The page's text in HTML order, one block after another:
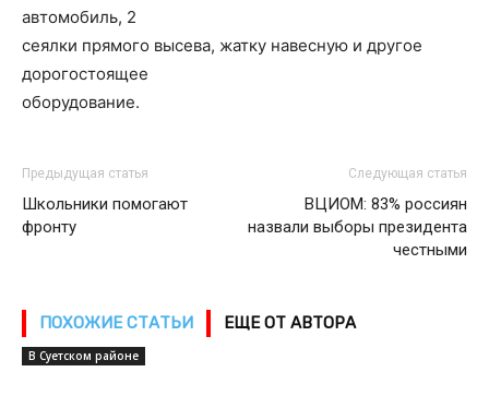
автомобиль, 2
сеялки прямого высева, жатку навесную и другое
дорогостоящее
оборудование.
Предыдущая статья
Школьники помогают
фронту
Следующая статья
ВЦИОМ: 83% россиян
назвали выборы президента
честными
ПОХОЖИЕ СТАТЬИ ЕЩЕ ОТ АВТОРА
В Суетском районе